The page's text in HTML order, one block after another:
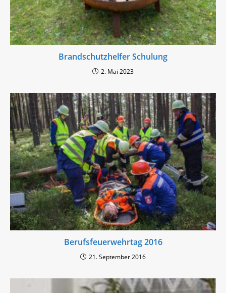
Brandschutzhelfer Schulung
2. Mai 2023
Berufsfeuerwehrtag 2016
21. September 2016